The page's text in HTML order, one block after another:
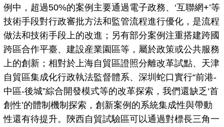
例中，超過50%的案例主要通過電子政務、‘互聯網+’等
技術手段對行政審批方法和監管流程進行優化，是流程
做法和技術手段上的改進；另有部分案例注重搭建跨國
跨區合作平臺、建設産業園區等，屬於政策或公共服務
上的創新；相對於上海自貿區證照分離改革試點、天津
自貿區集成化行政執法監督體系、深圳蛇口實行“前港-
中區-後城”綜合開發模式等的改革探索，我們還缺乏‘首
創性’的體制機制探索，創新案例的系統集成性與帶動
性還有待提升。陝西自貿試驗區可以通過對標長三角一